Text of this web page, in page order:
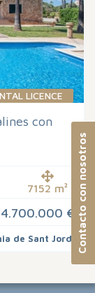
LICENCE
con
7152 m²
4.700.000 €
de Sant Jordi Contacto con nosotros